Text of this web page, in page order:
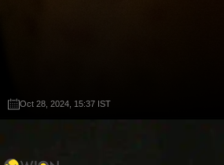
Oct 28, 2024, 15:37 IST